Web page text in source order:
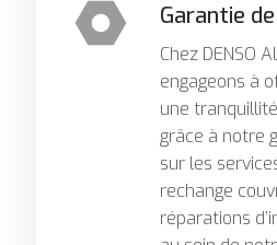
Garantie
Chez DENSO
engageons à
une
grâce à notre
sur les
rechange
réparations